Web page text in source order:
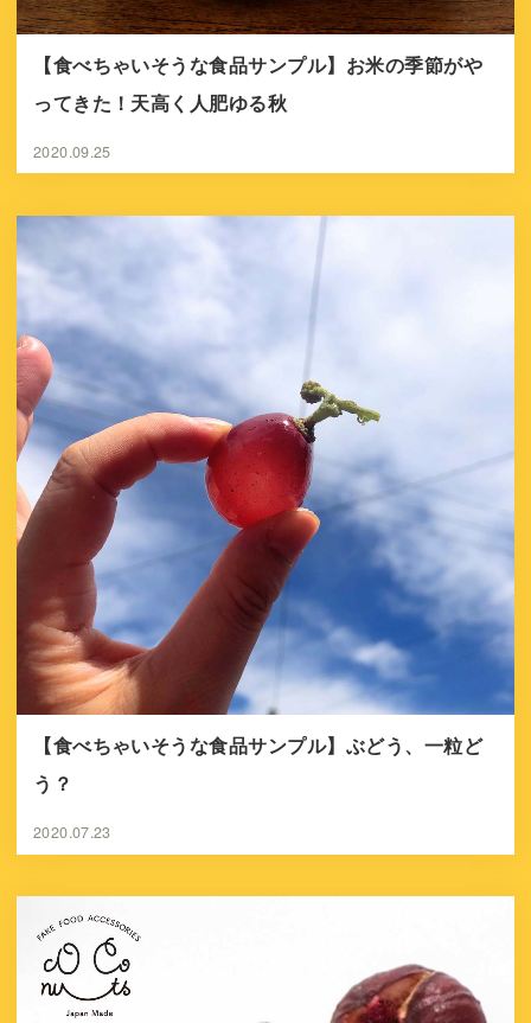
【食べちゃいそうな食品サンプル】お米の季節がや
ってきた！天高く人肥ゆる秋
2020.09.25
【食べちゃいそうな食品サンプル】ぶどう、一粒ど
う？
2020.07.23